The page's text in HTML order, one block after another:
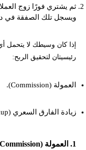
ثم يشتري فورًا زوج
ويسجل تلك الصفقة في
إذا كان وسيطك لا يتحمل
رئيسيتان لتحقيق الربح:
العمولة (Commission).
زيادة الفارق السعري (Spread Markup).
1. العمولة (Commission):